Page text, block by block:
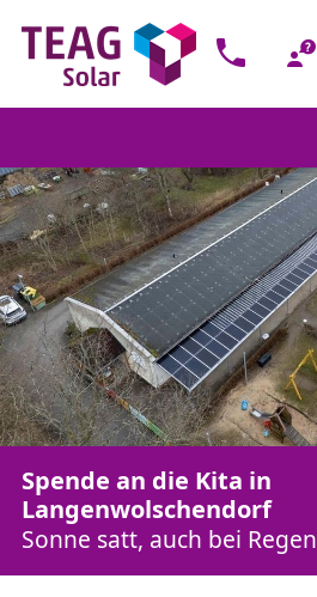
Spende an die Kita in
Langenwolschendorf
Sonne satt, auch bei Regen